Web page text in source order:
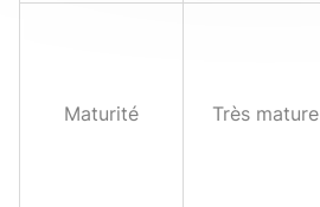
Maturité Très mature